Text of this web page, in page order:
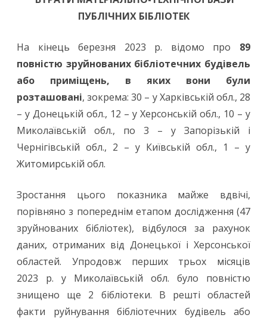
ПУБЛІЧНИХ БІБЛІОТЕК
На кінець березня 2023 р. відомо про 89
повністю зруйнованих бібліотечних будівель
або приміщень, в яких вони були
розташовані, зокрема: 30 – у Харківській обл., 28
– у Донецькій обл., 12 – у Херсонській обл., 10 – у
Миколаївській обл., по 3 – у Запорізькій і
Чернігівській обл., 2 – у Київській обл., 1 – у
Житомирській обл.
Зростання цього показника майже вдвічі,
порівняно з попереднім етапом дослідження (47
зруйнованих бібліотек), відбулося за рахунок
даних, отриманих від Донецької і Херсонської
областей. Упродовж перших трьох місяців
2023 р. у Миколаївській обл. було повністю
знищено ще 2 бібліотеки. В решті областей
факти руйнування бібліотечних будівель або